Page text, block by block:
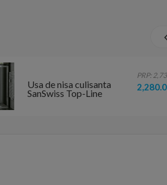
Usa de nisa culisanta
SanSwiss Top-Line
TOPS3 70xH190 cm
PRP: